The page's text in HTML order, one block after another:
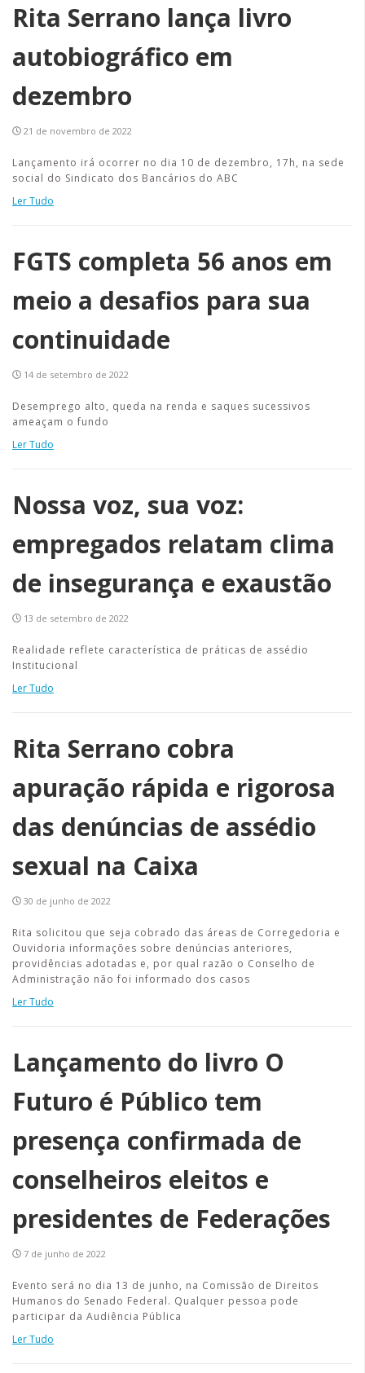
Rita Serrano lança livro
autobiográfico em
dezembro
21 de novembro de 2022
Lançamento irá ocorrer no dia 10 de dezembro, 17h, na sede
social do Sindicato dos Bancários do ABC
Ler Tudo
FGTS completa 56 anos em
meio a desafios para sua
continuidade
14 de setembro de 2022
Desemprego alto, queda na renda e saques sucessivos
ameaçam o fundo
Ler Tudo
Nossa voz, sua voz:
empregados relatam clima
de insegurança e exaustão
13 de setembro de 2022
Realidade reflete característica de práticas de assédio
Institucional
Ler Tudo
Rita Serrano cobra
apuração rápida e rigorosa
das denúncias de assédio
sexual na Caixa
30 de junho de 2022
Rita solicitou que seja cobrado das áreas de Corregedoria e
Ouvidoria informações sobre denúncias anteriores,
providências adotadas e, por qual razão o Conselho de
Administração não foi informado dos casos
Ler Tudo
Lançamento do livro O
Futuro é Público tem
presença confirmada de
conselheiros eleitos e
presidentes de Federações
7 de junho de 2022
Evento será no dia 13 de junho, na Comissão de Direitos
Humanos do Senado Federal. Qualquer pessoa pode
participar da Audiência Pública
Ler Tudo